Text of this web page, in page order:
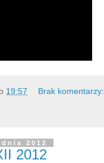
19:57 Brak komentarzy:
2012
2012